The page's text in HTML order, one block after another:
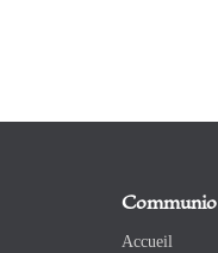
Communio
Accueil